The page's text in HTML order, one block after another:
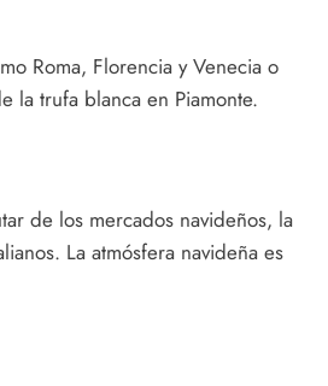
Roma, Florencia y Venecia o
la trufa blanca en Piamonte.
de los mercados navideños, la
La atmósfera navideña es